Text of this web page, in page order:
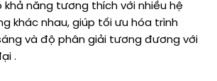
khả năng tương thích với nhiều hệ
khác nhau, giúp tối ưu hóa trình
và độ phân giải tương đương với
.